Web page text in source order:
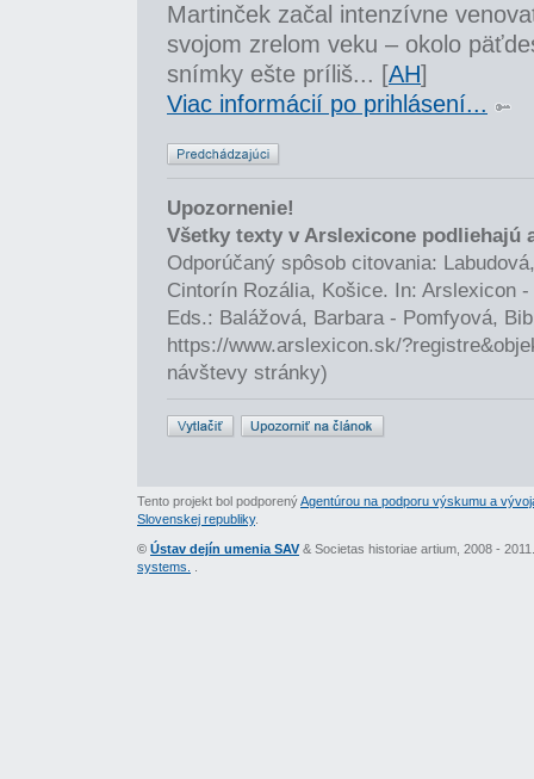
Martinček začal intenzívne
svojom zrelom veku – okolo
snímky ešte príliš... [AH]
Viac informácií po prihlásení...
Upozornenie!
Všetky texty v Arslexicone podliehajú
Odporúčaný spôsob citovania:
Cintorín Rozália, Košice. In: Arslexicon
Eds.: Balážová, Barbara - Pomfyová,
https://www.arslexicon.sk/
návštevy stránky)
Tento projekt bol podporenýAgentúrou na podporu výskumu a
Slovenskej republiky.
© Ústav dejín umenia SAV & Societas historiae artium, 2008 -
systems.